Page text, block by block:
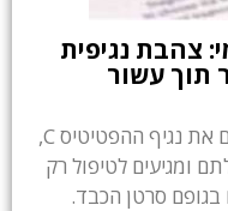
צהבת נגיפית
מעל 180,000 איש בישראל נושאים את נגיף ההפטיטיס C,
ומגיעים לטיפול רק
סרטן הכבד.